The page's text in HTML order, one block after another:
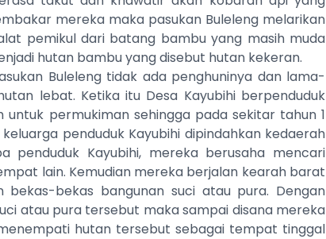
mereka maka pasukan Buleleng melarikan
pemikul dari batang bambu yang masih muda
hutan bambu yang disebut hutan kekeran.
Buleleng tidak ada penghuninya dan lama-
lebat. Ketika itu Desa Kayubihi berpenduduk
permukiman sehingga pada sekitar tahun 1
penduduk Kayubihi dipindahkan kedaerah
penduduk Kayubihi, mereka berusaha mencari
lain. Kemudian mereka berjalan kearah barat
bekas bangunan suci atau pura. Dengan
atau pura tersebut maka sampai disana mereka
hutan tersebut sebagai tempat tinggal